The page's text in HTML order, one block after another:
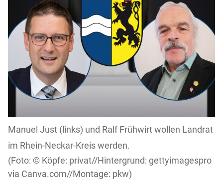
Manuel Just (links) und Ralf Frühwirt wollen Landrat
im Rhein-Neckar-Kreis werden.
Köpfe: privat//Hintergrund: gettyimagespro
via Canva.com//Montage: pkw)